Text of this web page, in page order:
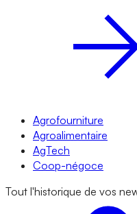
Agrofourniture
Agroalimentaire
AgTech
Coop-négoce
Tout l'historique de vos